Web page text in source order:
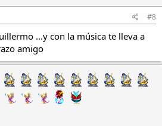
#8
...y con la música te lleva a
amigo